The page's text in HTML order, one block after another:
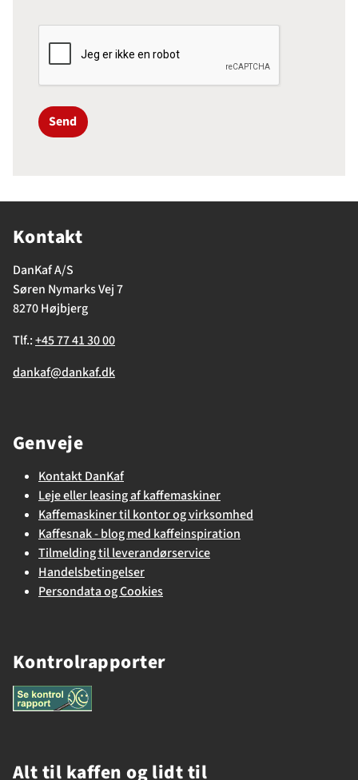
Send
Kontakt
DanKaf A/S
Søren Nymarks Vej 7
8270 Højbjerg
Tlf.:+45 77 41 30 00
dankaf@dankaf.dk
Genveje
Kontakt DanKaf
Leje eller leasing af kaffemaskiner
Kaffemaskiner til kontor og virksomhed
Kaffesnak - blog med kaffeinspiration
Tilmelding til leverandørservice
Handelsbetingelser
Persondata og Cookies
Kontrolrapporter
Alt til kaffen og lidt til